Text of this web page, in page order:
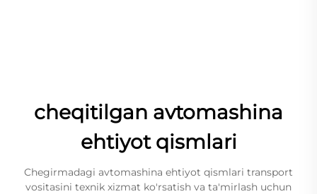
cheqitilgan avtomashina
ehtiyot qismlari
Chegirmadagi avtomashina ehtiyot qismlari transport
vositasini texnik xizmat ko'rsatish va ta'mirlash uchun